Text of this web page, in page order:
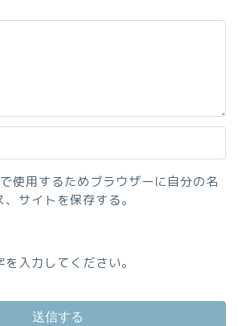
使用するためブラウザーに自分の名
サイトを保存する。
入力してください。